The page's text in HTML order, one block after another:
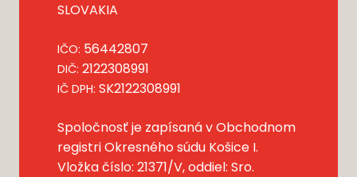
SLOVAKIA
IČO: 56442807
DIČ: 2122308991
IČ DPH: SK2122308991
Spoločnosť je zapísaná v Obchodnom
registri Okresného súdu Košice I.
Vložka číslo: 21371/V, oddiel: Sro.